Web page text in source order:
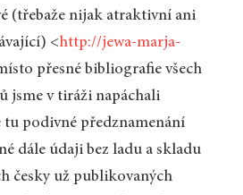
(třebaže nijak atraktivní ani
<http://jewa-marja-
přesné bibliografie všech
jsme v tiráži napáchali
tu podivné předznamenání
dále údaji bez ladu a skladu
česky už publikovaných